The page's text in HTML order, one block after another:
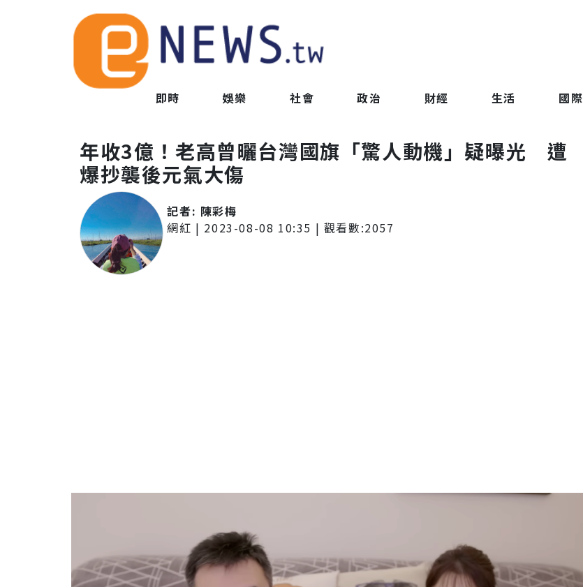
即時 娛樂 社會 政治 財經 生活 國際
年收3億！老高曾曬台灣國旗「驚人動機」疑曝光 遭
爆抄襲後元氣大傷
記者: 陳彩梅
網紅 | 2023-08-08 10:35 | 觀看數:2057